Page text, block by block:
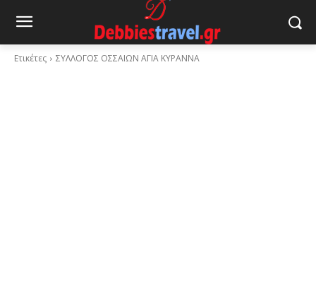
Ετικέτες ΣΥΛΛΟΓΟΣ ΟΣΣΑΙΩΝ ΑΓΙΑ ΚΥΡΑΝΝΑ